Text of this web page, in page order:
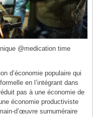
@medication time
d’économie populaire qui
en l’intégrant dans
pas à une économie de
économie productiviste
d’œuvre surnuméraire